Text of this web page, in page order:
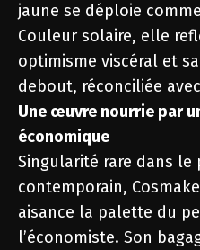
jaune se déploie
Couleur solaire, elle
optimisme viscéral et
debout, réconciliée
Une œuvre nourrie par
économique
Singularité rare dans le
contemporain,
aisance la palette du
l’économiste. Son